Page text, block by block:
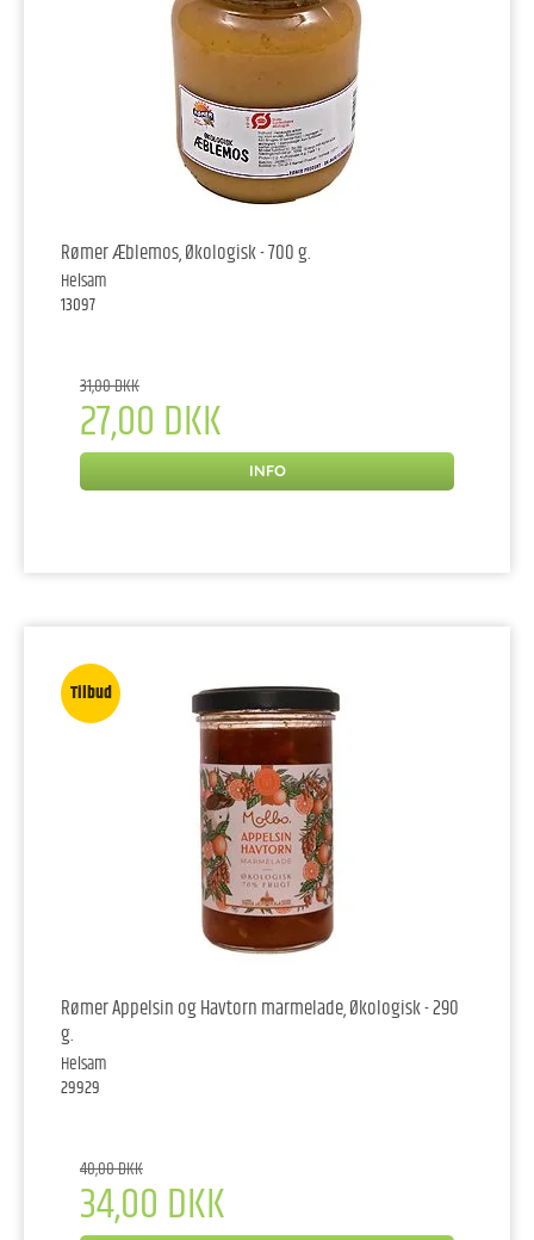
Rømer Æblemos, Økologisk - 700 g.
Helsam
13097
31,00 DKK
27,00 DKK
INFO
Tilbud
Rømer Appelsin og Havtorn marmelade, Økologisk - 290
g.
Helsam
29929
40,00 DKK
34,00 DKK